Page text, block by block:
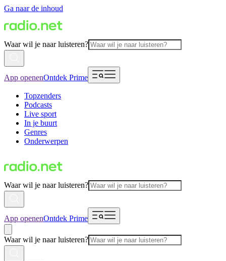
Ga naar de inhoud
Waar wil je naar luisteren?
App openenOntdek Prime
Topzenders
Podcasts
Live sport
In je buurt
Genres
Onderwerpen
Waar wil je naar luisteren?
App openenOntdek Prime
Waar wil je naar luisteren?